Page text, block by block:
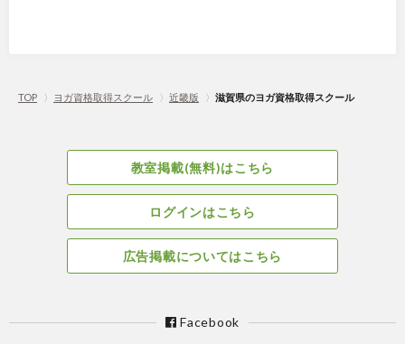
TOP 〉 ヨガ資格取得スクール 〉 近畿版 〉 滋賀県のヨガ資格取得スクール
教室掲載(無料)はこちら
ログインはこちら
広告掲載についてはこちら
Facebook